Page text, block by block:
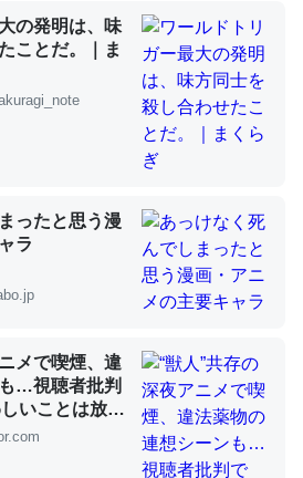
てるのでは」とあって面白い。海に
ニ・ウミグモ）はカルシウムを使わ
筈だが、酵素が違うのか？
虫学の大問題＝「昆虫はなぜ海にいな
ルシウムを大量に使う脊椎動物と貝
…。腹足類だと殻を無くしてナメク
の発明は、味
ことだ。｜ま
ったと思う漫
ラ
メで喫煙、違
…視聴者批判
いことは放送
ブドアニュー